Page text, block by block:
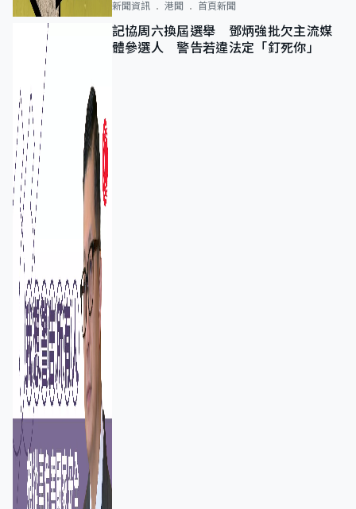
新聞資訊 港聞 首頁新聞
記協周六換屆選舉 鄧炳強批欠主流媒
體參選人 警告若違法定「釘死你」